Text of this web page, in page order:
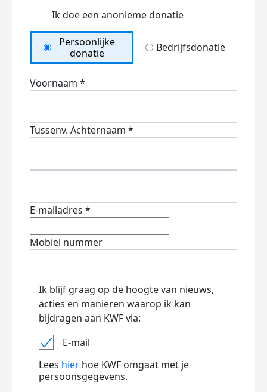
Ik doe een anonieme donatie
Persoonlijke
donatie
Bedrijfsdonatie
Voornaam *
Tussenv. Achternaam *
E-mailadres *
Mobiel nummer
Ik blijf graag op de hoogte van nieuws,
acties en manieren waarop ik kan
bijdragen aan KWF via:
E-mail
Lees hier hoe KWF omgaat met je
persoonsgegevens.